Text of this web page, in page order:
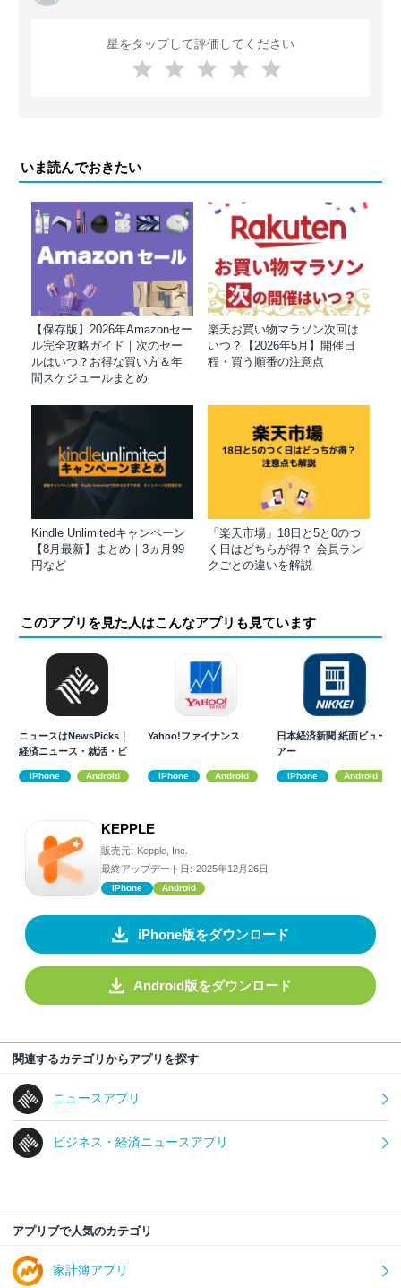
星をタップして評価してください
いま読んでおきたい
【保存版】2026年Amazonセー
ル完全攻略ガイド｜次のセー
ルはいつ？お得な買い方＆年
間スケジュールまとめ
楽天お買い物マラソン次回は
いつ？【2026年5月】開催日
程・買う順番の注意点
Kindle Unlimitedキャンペーン
【8月最新】まとめ｜3ヵ月99
円など
「楽天市場」18日と5と0のつ
く日はどちらが得？ 会員ラン
クごとの違いを解説
このアプリを見た人はこんなアプリも見ています
ニュースはNewsPicks｜
経済ニュース・就活・ビ
iPhone Android
Yahoo!ファイナンス
iPhone Android
日本経済新聞 紙面ビュー
アー
iPhone Android
KEPPLE
販売元: Kepple, Inc.
最終アップデート日: 2025年12月26日
iPhone Android
iPhone版をダウンロード
Android版をダウンロード
関連するカテゴリからアプリを探す
ニュースアプリ
ビジネス・経済ニュースアプリ
アプリブで人気のカテゴリ
家計簿アプリ